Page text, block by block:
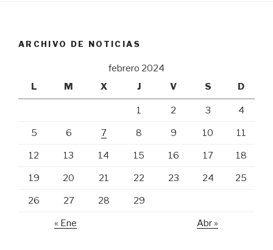
ARCHIVO DE NOTICIAS
febrero 2024
L
M X J V S D
1 2 3 4
5 6 7 8 9 10 11
12 13 14 15 16 17 18
19 20 21 22 23 24 25
26 27 28 29
« Ene Abr »